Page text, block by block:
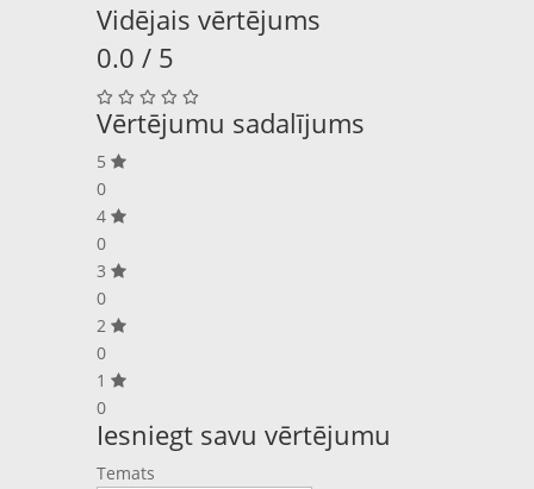
Vidējais vērtējums
0.0 / 5
Vērtējumu sadalījums
5
0
4
0
3
0
2
0
1
0
Iesniegt savu vērtējumu
Temats